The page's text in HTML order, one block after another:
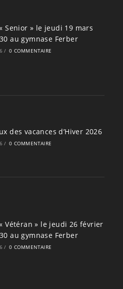
Senior » le jeudi 19 mars
au gymnase Ferber
/ 0 COMMENTAIRE
des vacances d’Hiver 2026
/ 0 COMMENTAIRE
Vétéran » le jeudi 26 février
au gymnase Ferber
/ 0 COMMENTAIRE